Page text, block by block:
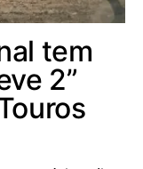
tem
2”